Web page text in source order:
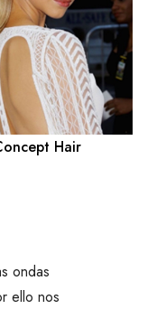
Hair
ondas
ello nos